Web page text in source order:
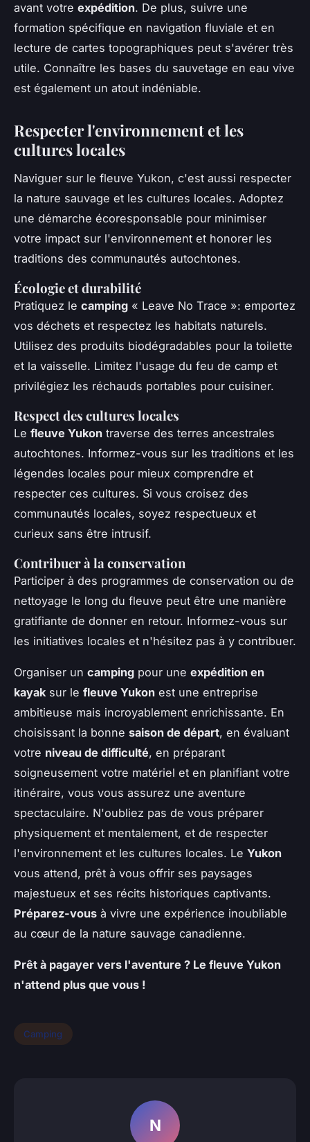
avant votre expédition. De plus, suivre une
formation spécifique en navigation fluviale et en
lecture de cartes topographiques peut s'avérer très
utile. Connaître les bases du sauvetage en eau vive
est également un atout indéniable.
Respecter l'environnement et les
cultures locales
Naviguer sur le fleuve Yukon, c'est aussi respecter
la nature sauvage et les cultures locales. Adoptez
une démarche écoresponsable pour minimiser
votre impact sur l'environnement et honorer les
traditions des communautés autochtones.
Écologie et durabilité
Pratiquez le camping « Leave No Trace »: emportez
vos déchets et respectez les habitats naturels.
Utilisez des produits biodégradables pour la toilette
et la vaisselle. Limitez l'usage du feu de camp et
privilégiez les réchauds portables pour cuisiner.
Respect des cultures locales
Le fleuve Yukon traverse des terres ancestrales
autochtones. Informez-vous sur les traditions et les
légendes locales pour mieux comprendre et
respecter ces cultures. Si vous croisez des
communautés locales, soyez respectueux et
curieux sans être intrusif.
Contribuer à la conservation
Participer à des programmes de conservation ou de
nettoyage le long du fleuve peut être une manière
gratifiante de donner en retour. Informez-vous sur
les initiatives locales et n'hésitez pas à y contribuer.
Organiser un camping pour une expédition en
kayak sur le fleuve Yukon est une entreprise
ambitieuse mais incroyablement enrichissante. En
choisissant la bonne saison de départ, en évaluant
votre niveau de difficulté, en préparant
soigneusement votre matériel et en planifiant votre
itinéraire, vous vous assurez une aventure
spectaculaire. N'oubliez pas de vous préparer
physiquement et mentalement, et de respecter
l'environnement et les cultures locales. Le Yukon
vous attend, prêt à vous offrir ses paysages
majestueux et ses récits historiques captivants.
Préparez-vous à vivre une expérience inoubliable
au cœur de la nature sauvage canadienne.
Prêt à pagayer vers l'aventure ? Le fleuve Yukon
n'attend plus que vous !
Camping
N